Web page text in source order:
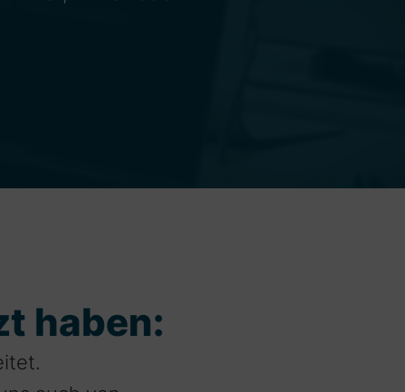
haben: